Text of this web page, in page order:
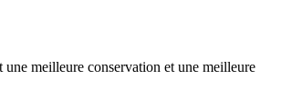
meilleure conservation et une meilleure